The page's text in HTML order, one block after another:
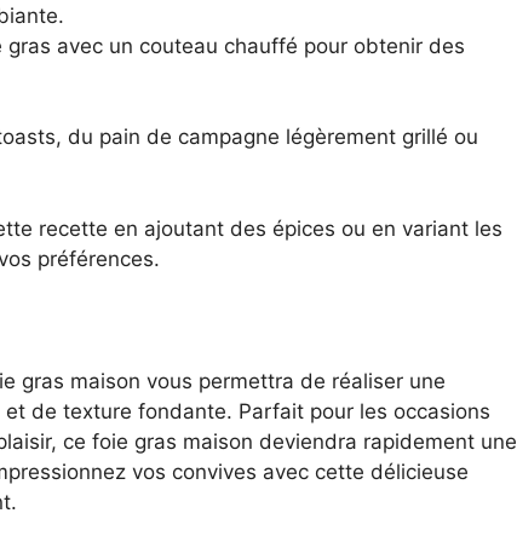
avec un couteau chauffé pour obtenir des
du pain de campagne légèrement grillé ou
recette en ajoutant des épices ou en variant les
préférences.
gras maison vous permettra de réaliser une
de texture fondante. Parfait pour les occasions
ce foie gras maison deviendra rapidement une
vos convives avec cette délicieuse